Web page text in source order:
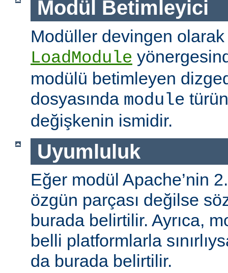
Modül Betimleyici
Modüller devingen
LoadModule
modülü betimleyen
dosyasında module
değişkenin ismidir.
Uyumluluk
Eğer modül Apache’nin 2.
özgün parçası değilse
burada belirtilir. Ayrıca,
belli platformlarla
da burada belirtilir.